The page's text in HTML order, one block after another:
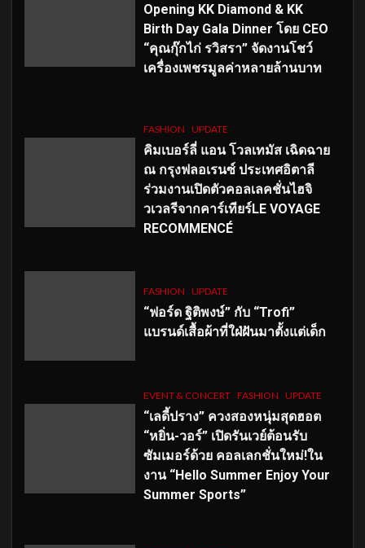
Opening KK Diamond & KK
Birth Day Gala Dinner โดย CEO
“คุณกุ๊กไก่ รวิสรา” จัดงานโชว์
เครื่องเพชรมูลค่าหลายล้านบาท
FASHION UPDATE
คิมเบอร์ลี่ แอน โวลเทมัส เฉิดฉาย
ณ กรุงฟลอเรนซ์ ประเทศอิตาลี
ร่วมงานเปิดตัวคอลเลคชั่นไฮจิ
วเวลรีจากคาร์เทียร์LE VOYAGE
RECOMMENCÉ
FASHION UPDATE
“ฟอร์ด ฐิติพงษ์” กับ “Trofi”
แบรนด์เสื้อผ้าที่ใฝ่ฝันมาตั้งแต่เด็ก
EVENT & CONCERT FASHION UPDATE
“เลดี้ปราง” ควงสองหนุ่มสุดฮอต
“หยิ่น-วอร์” เปิดรันเวย์ต้อนรับ
ซัมเมอร์ด้วย คอลเลกชั่นใหม่!ใน
งาน “Hello Summer Enjoy Your
Summer Sports”